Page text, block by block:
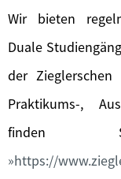
Wir bieten
Duale
der
Praktikums-,
finden
https://